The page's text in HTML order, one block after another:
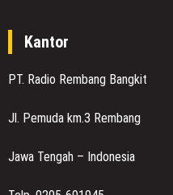
Kantor
PT. Radio Rembang Bangkit
Jl. Pemuda km.3 Rembang
Jawa Tengah – Indonesia